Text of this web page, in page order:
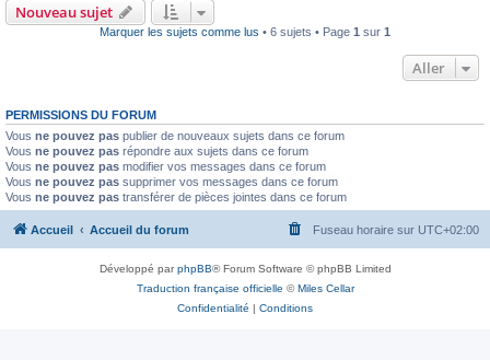
Nouveau sujet
Marquer les sujets comme lus • 6 sujets • Page 1 sur 1
Aller
PERMISSIONS DU FORUM
Vous ne pouvez pas publier de nouveaux sujets dans ce forum
Vous ne pouvez pas répondre aux sujets dans ce forum
Vous ne pouvez pas modifier vos messages dans ce forum
Vous ne pouvez pas supprimer vos messages dans ce forum
Vous ne pouvez pas transférer de pièces jointes dans ce forum
Accueil Accueil du forum Fuseau horaire sur UTC+02:00
Développé parphpBB® Forum Software © phpBB Limited
Traduction française officielle ©Miles Cellar
Confidentialité | Conditions